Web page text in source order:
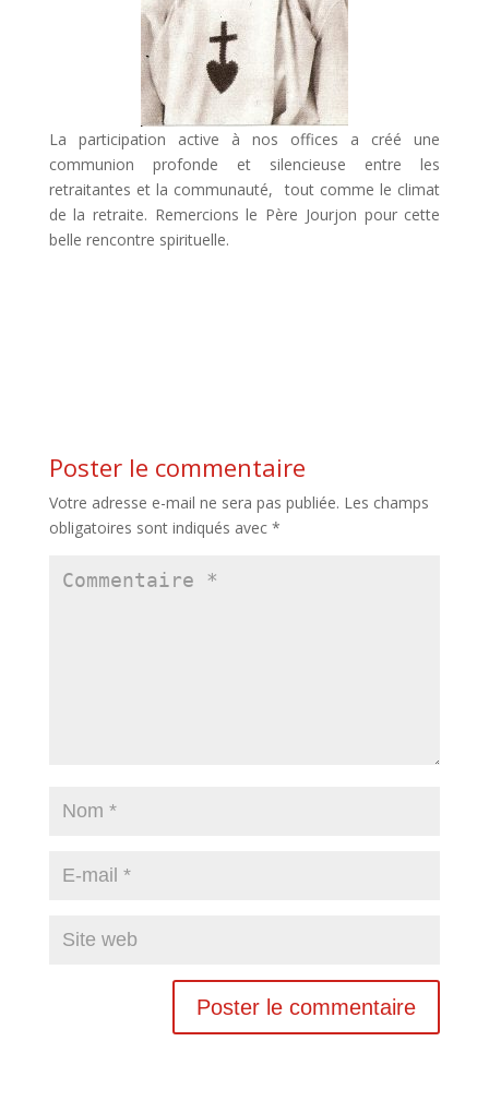
La participation active à nos offices a créé une
communion profonde et silencieuse entre les
retraitantes et la communauté, tout comme le climat
de la retraite. Remercions le Père Jourjon pour cette
belle rencontre spirituelle.
Poster le commentaire
Votre adresse e-mail ne sera pas publiée. Les champs
obligatoires sont indiqués avec *